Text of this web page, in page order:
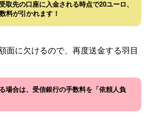
取先の口座に入金される時点で20ユーロ、
料が引かれます！
面に欠けるので、再度送金する羽目
場合は、受信銀行の手数料を「依頼人負